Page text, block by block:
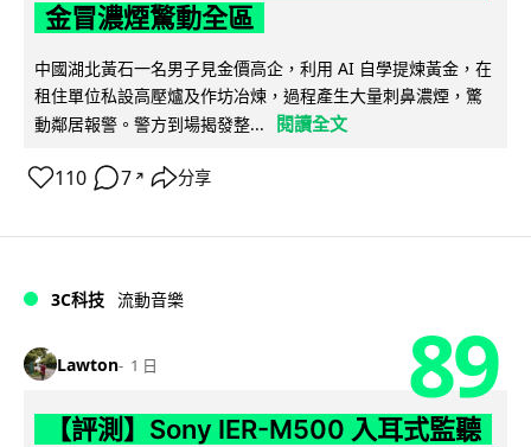
金冒濃煙驚動全區
中國湖北黃石一名男子見金價高企，利用 AI 自學提煉黃金，在
租住單位私設高壓爐及作坊冶煉，過程產生大量刺鼻濃煙，驚
動鄰居報警。警方到場揭發整...
閱讀全文
110 7 ↗ 分享
3C科技 流動音樂
Lawton 1 日 89
【評測】Sony IER-M500 入耳式監聽